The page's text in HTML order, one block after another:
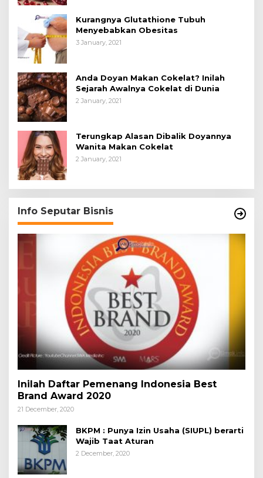
Kurangnya Glutathione Tubuh
Menyebabkan Obesitas
3 January, 2021
Anda Doyan Makan Cokelat? Inilah
Sejarah Awalnya Cokelat di Dunia
2 January, 2021
Terungkap Alasan Dibalik Doyannya
Wanita Makan Cokelat
2 January, 2021
Info Seputar Bisnis
Inilah Daftar Pemenang Indonesia Best
Brand Award 2020
21 December, 2020
BKPM : Punya Izin Usaha (SIUPL) berarti
Wajib Taat Aturan
2 December, 2020